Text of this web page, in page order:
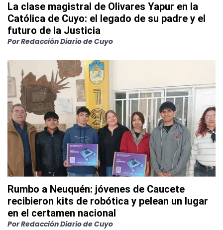
La clase magistral de Olivares Yapur en la
Católica de Cuyo: el legado de su padre y el
futuro de la Justicia
PorRedacción Diario de Cuyo
Rumbo a Neuquén: jóvenes de Caucete
recibieron kits de robótica y pelean un lugar
en el certamen nacional
PorRedacción Diario de Cuyo